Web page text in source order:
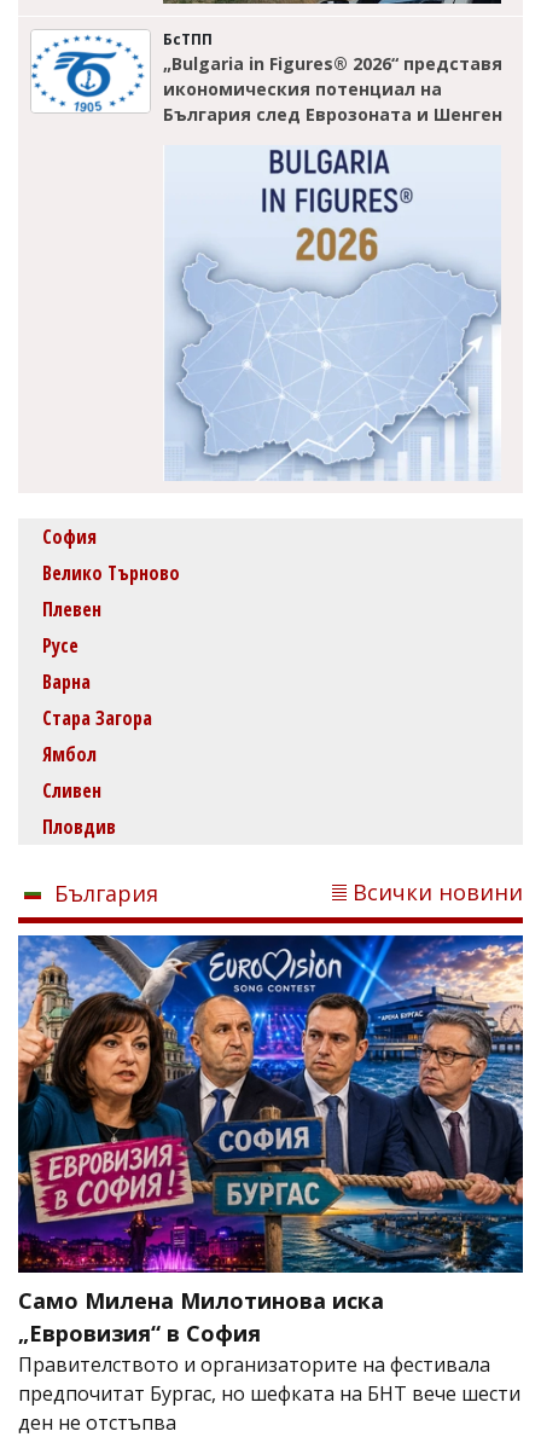
БсТПП
„Bulgaria in Figures® 2026“ представя
икономическия потенциал на
България след Еврозоната и Шенген
София
Велико Търново
Плевен
Русе
Варна
Стара Загора
Ямбол
Сливен
Пловдив
България Всички новини
Само Милена Милотинова иска
„Евровизия“ в София
Правителството и организаторите на фестивала
предпочитат Бургас, но шефката на БНТ вече шести
ден не отстъпва